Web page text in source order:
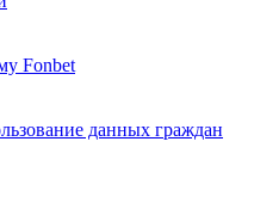
Fonbet
данных граждан